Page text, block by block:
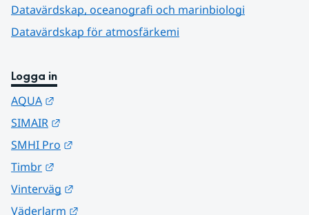
Datavärdskap, oceanografi och marinbiologi
Datavärdskap för atmosfärkemi
Logga in
AQUA
SIMAIR
SMHI Pro
Timbr
Vinterväg
Väderlarm